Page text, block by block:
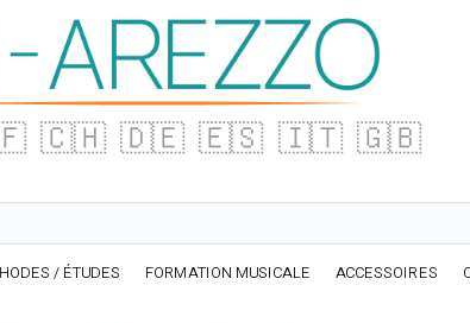
🇨🇭 🇩🇪 🇪🇸 🇮🇹 🇬🇧
/ ÉTUDES FORMATION MUSICALE ACCESSOIRES